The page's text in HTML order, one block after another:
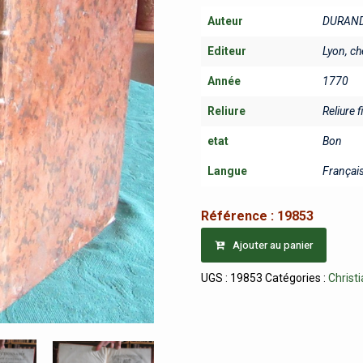
Auteur
Editeur Lyon,
Année 1770
Reliure Reliure
etat Bon
Langue
Référence : 19853
Ajouter au panier
UGS : 19853 Catégories :